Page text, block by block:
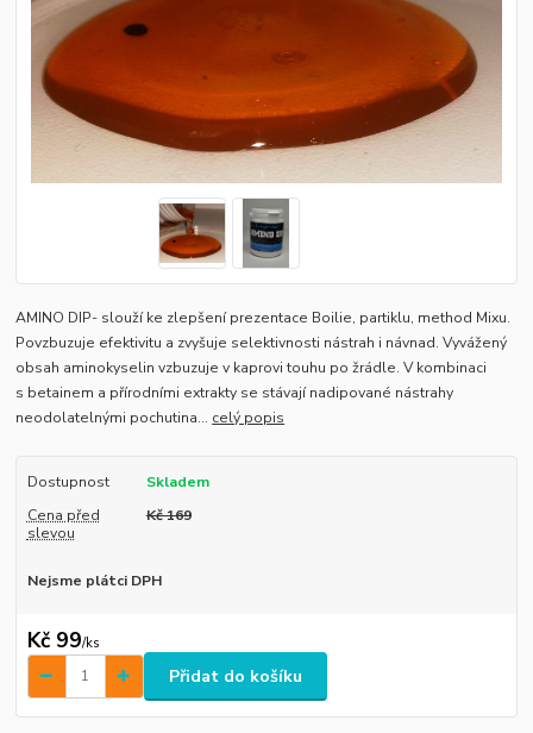
AMINO DIP- slouží ke zlepšení prezentace Boilie, partiklu, method Mixu.
Povzbuzuje efektivitu a zvyšuje selektivnosti nástrah i návnad. Vyvážený
obsah aminokyselin vzbuzuje v kaprovi touhu po žrádle. V kombinaci
s betainem a přírodními extrakty se stávají nadipované nástrahy
neodolatelnými pochutina... celý popis
Dostupnost
Skladem
Cena před
slevou
Kč 169
Nejsme plátci DPH
Kč 99/ks
Přidat do košíku